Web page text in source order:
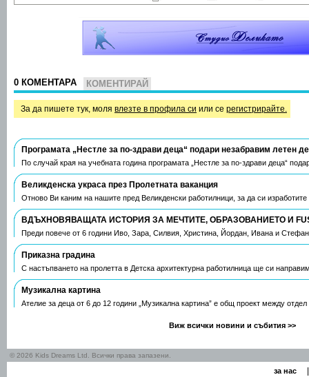
0 КОМЕНТАРА КОМЕНТИРАЙ
За да пишете тук, моля влезте в профила си или се регистрирайте.
Програмата „Нестле за по-здрави деца“ подари незабравим летен
По случай края на учебната година програмата „Нестле за по-здрави деца“
Великденска украса през Пролетната ваканция
Отново Ви каним на нашите пред Великденски работилници, за да си
ВДЪХНОВЯВАЩАТА ИСТОРИЯ ЗА МЕЧТИТЕ, ОБРАЗОВАНИЕТО И
Преди повече от 6 години Иво, Зара, Силвия, Христина, Йордан, Ивана и
Приказна градина
С настъпването на пролетта в Детска архитектурна работилница ще си
Музикална картина
Ателие за деца от 6 до 12 години „Музикална картина” е общ проект между отдел
Виж всички новини и събития >>
© 2026 Kids Dreams Ltd. Всички права запазени.
за нас